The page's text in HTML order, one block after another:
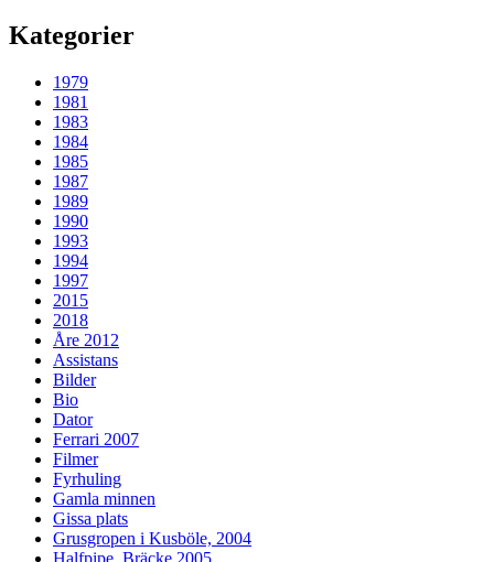
Kategorier
1979
1981
1983
1984
1985
1987
1989
1990
1993
1994
1997
2015
2018
Åre 2012
Assistans
Bilder
Bio
Dator
Ferrari 2007
Filmer
Fyrhuling
Gamla minnen
Gissa plats
Grusgropen i Kusböle, 2004
Halfpipe, Bräcke 2005